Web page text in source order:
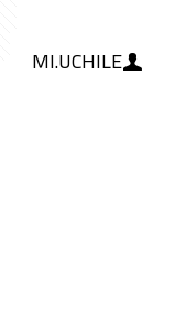
MI.UCHILE